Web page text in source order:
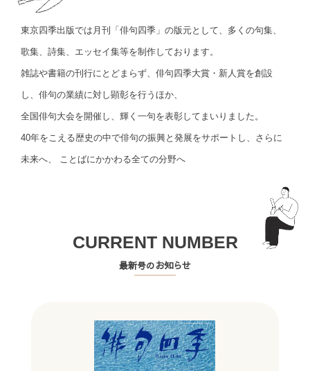
東京四季出版では月刊「俳句四季」の版元として、多くの句集、
歌集、詩集、エッセイ集等を制作しております。
雑誌や書籍の刊行にとどまらず、俳句四季大賞・新人賞を創設
し、俳句の業績に対し顕彰を行うほか、
全国俳句大会を開催し、輝く一句を表彰してまいりました。
40年をこえる歴史の中で俳句の振興と発展をサポートし、さらに
未来へ、 ことばにかかわる全ての分野へ
CURRENT NUMBER
最新号のお知らせ